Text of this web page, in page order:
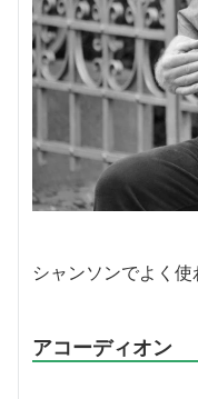
シャンソンでよく使
アコーディオン